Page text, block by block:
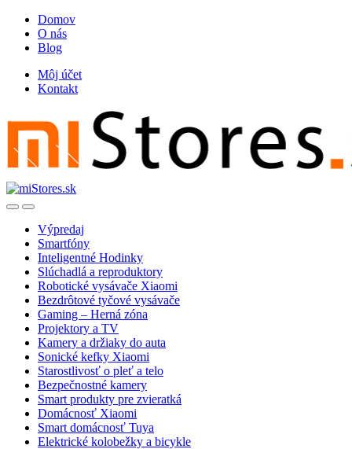
Skip
navigation
Skip
content
Domov
O nás
Blog
Môj účet
Kontakt
OpenClose
Výpredaj
Smartfóny
Inteligentné Hodinky
Slúchadlá a reproduktory
Robotické vysávače Xiaomi
Bezdrôtové tyčové vysávače
Gaming – Herná zóna
Projektory a TV
Kamery a držiaky do auta
Sonické kefky Xiaomi
Starostlivosť o pleť a telo
Bezpečnostné kamery
Smart produkty pre zvieratká
Domácnosť Xiaomi
Smart domácnosť Tuya
Elektrické kolobežky a bicykle